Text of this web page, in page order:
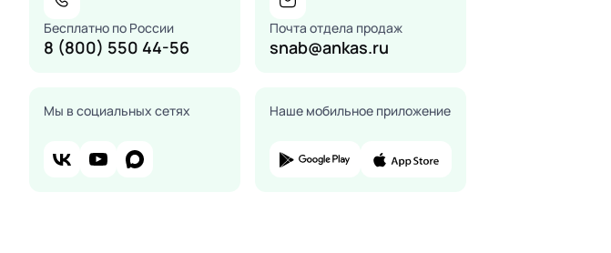
Бесплатно по России
8 (800) 550 44-56
Почта отдела продаж
snab@ankas.ru
Мы в социальных сетях Наше мобильное приложение